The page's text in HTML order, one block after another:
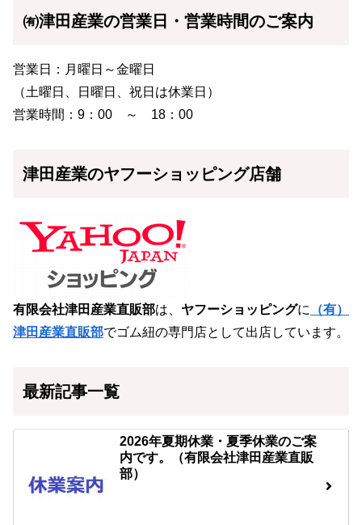
㈲津田産業の営業日・営業時間のご案内
営業日：月曜日～金曜日
（土曜日、日曜日、祝日は休業日）
営業時間：9：00 ～ 18：00
津田産業のヤフーショッピング店舗
有限会社津田産業直販部は、 ヤフーショッピングに
（有）
津田産業直販部でゴム紐の専門店として出店しています。
最新記事一覧
2026年夏期休業・夏季休業のご案
内です。（有限会社津田産業直販
部）